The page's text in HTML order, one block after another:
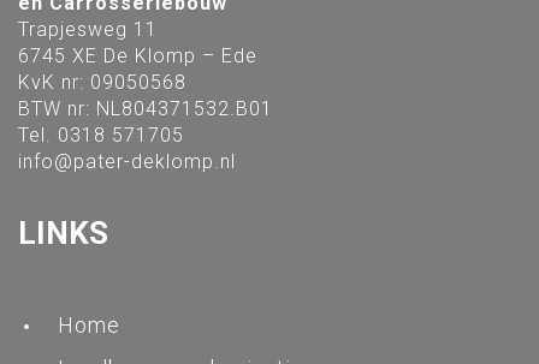
Trapjesweg 11
6745 XE De Klomp – Ede
KvK nr: 09050568
BTW nr: NL804371532.B01
Tel. 0318 571705
info@pater-deklomp.nl
LINKS
Home